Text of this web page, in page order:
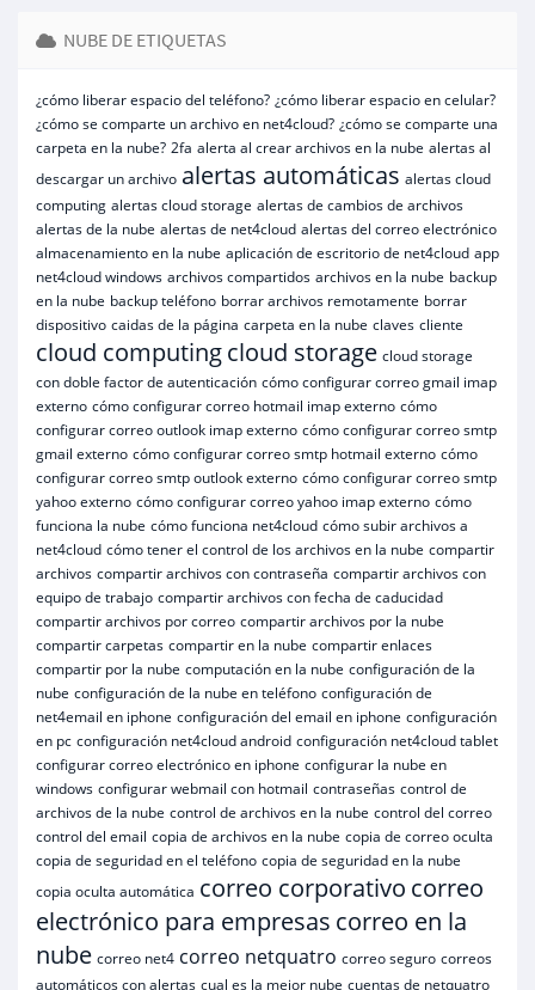
NUBE DE ETIQUETAS
¿cómo liberar espacio del teléfono? ¿cómo liberar espacio en celular?
¿cómo se comparte un archivo en net4cloud? ¿cómo se comparte una
carpeta en la nube? 2fa alerta al crear archivos en la nube alertas al
descargar un archivo alertas automáticas alertas cloud
computing alertas cloud storage alertas de cambios de archivos
alertas de la nube alertas de net4cloud alertas del correo electrónico
almacenamiento en la nube aplicación de escritorio de net4cloud app
net4cloud windows archivos compartidos archivos en la nube backup
en la nube backup teléfono borrar archivos remotamente borrar
dispositivo caidas de la página carpeta en la nube claves cliente
cloud computingcloud storage cloud storage
con doble factor de autenticación cómo configurar correo gmail imap
externo cómo configurar correo hotmail imap externo cómo
configurar correo outlook imap externo cómo configurar correo smtp
gmail externo cómo configurar correo smtp hotmail externo cómo
configurar correo smtp outlook externo cómo configurar correo smtp
yahoo externo cómo configurar correo yahoo imap externo cómo
funciona la nube cómo funciona net4cloud cómo subir archivos a
net4cloud cómo tener el control de los archivos en la nube compartir
archivos compartir archivos con contraseña compartir archivos con
equipo de trabajo compartir archivos con fecha de caducidad
compartir archivos por correo compartir archivos por la nube
compartir carpetas compartir en la nube compartir enlaces
compartir por la nube computación en la nube configuración de la
nube configuración de la nube en teléfono configuración de
net4email en iphone configuración del email en iphone configuración
en pc configuración net4cloud android configuración net4cloud tablet
configurar correo electrónico en iphone configurar la nube en
windows configurar webmail con hotmail contraseñas control de
archivos de la nube control de archivos en la nube control del correo
control del email copia de archivos en la nube copia de correo oculta
copia de seguridad en el teléfono copia de seguridad en la nube
copia oculta automática correo corporativo correo
electrónico para empresas correo en la
nube correo net4 correo netquatro correo seguro correos
automáticos con alertas cual es la mejor nube cuentas de netquatro